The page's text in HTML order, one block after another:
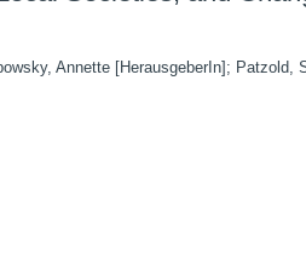
Annette [HerausgeberIn]; Patzold,